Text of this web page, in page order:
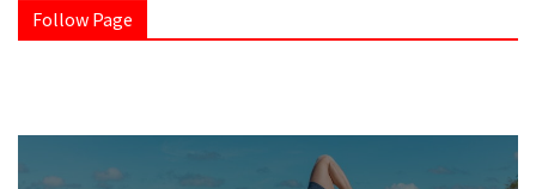
Follow Page